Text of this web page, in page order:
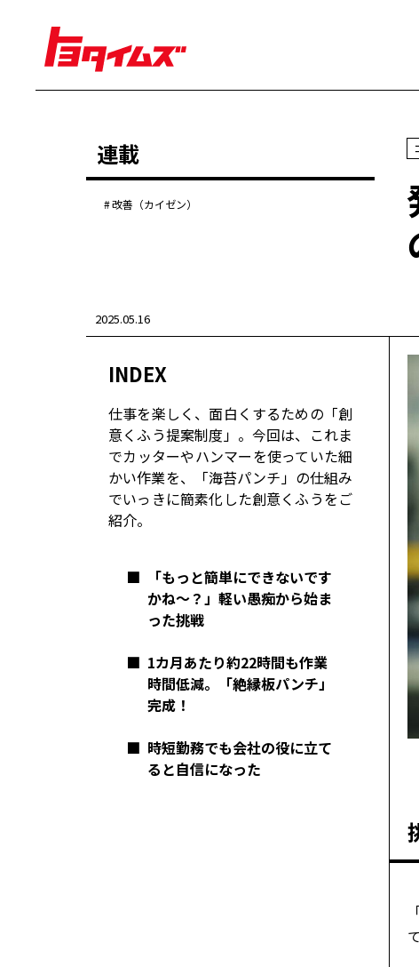
豊田章男 佐藤恒治 決算 株主総会
労使協議会
センチュリー
コーポレート
モビリティカンパニー トヨタグローバル
トヨタグループ モノづくり
日本自動車工業会（自工会）
連載
改善（カイゼン）
2025.05.16
INDEX
仕事を楽しく、面白くするための「創
意くふう提案制度」。今回は、これま
でカッターやハンマーを使っていた細
かい作業を、「海苔パンチ」の仕組み
でいっきに簡素化した創意くふうをご
紹介。
■
「もっと簡単にできないです
かね～？」軽い愚痴から始ま
った挑戦
■ 1カ月あたり約22時間も作業
時間低減。「絶縁板パンチ」
完成！
■ 時短勤務でも会社の役に立て
ると自信になった